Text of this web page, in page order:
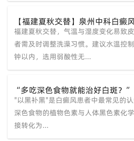
【福建夏秋交替】泉州中科白癜
入秋之后洗澡习惯也要多注意
福建夏秋交替，气温与湿度变化易致
者需及时调整洗澡习惯。建议水温控
钟以内，选用弱酸性无...
“多吃深色食物就能治好白斑？
中科白癜风医院科普白癜风营养
"以黑补黑"是白癜风患者中最常见的
深色食物的植物色素与人体黑色素化
接转化为...